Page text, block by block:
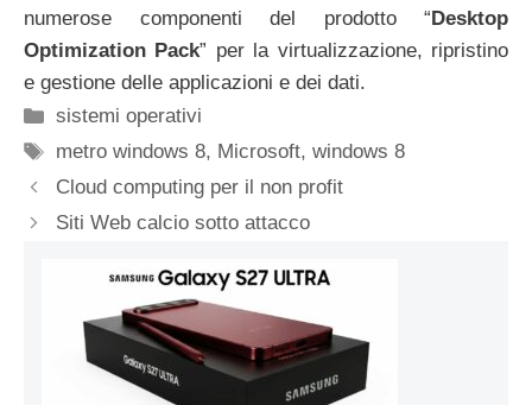
numerose componenti del prodotto “ Desktop
Optimization Pack” per la virtualizzazione, ripristino
e gestione delle applicazioni e dei dati.
Categorie
sistemi operativi
Tag
metro windows 8, Microsoft,windows 8
Cloud computing per il non profit
Siti Web calcio sotto attacco